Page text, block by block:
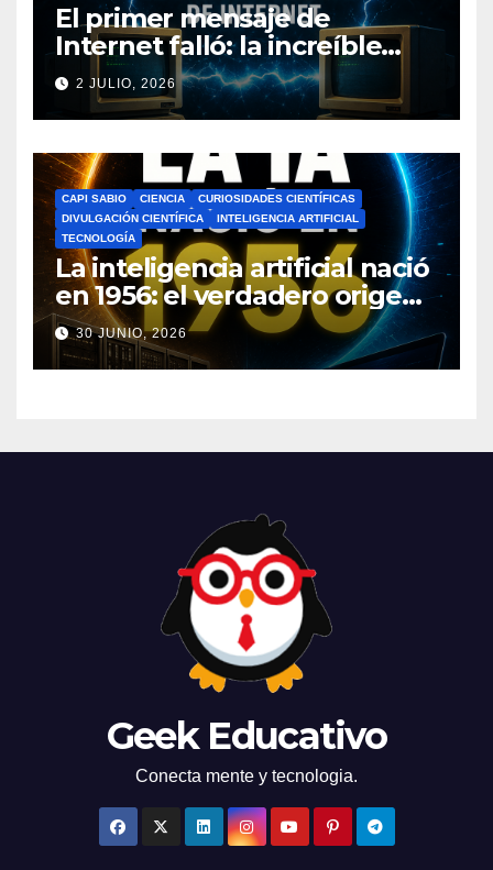
El primer mensaje de
Internet falló: la increíble
historia de ARPANET que
cambió el mundo
2 JULIO, 2026
CAPI SABIO CIENCIA
CURIOSIDADES CIENTÍFICAS
DIVULGACIÓN CIENTÍFICA
INTELIGENCIA ARTIFICIAL
TECNOLOGÍA
La inteligencia artificial nació
en 1956: el verdadero origen
de la IA que cambió el
mundo
30 JUNIO, 2026
Geek Educativo
Conecta mente y tecnologia.